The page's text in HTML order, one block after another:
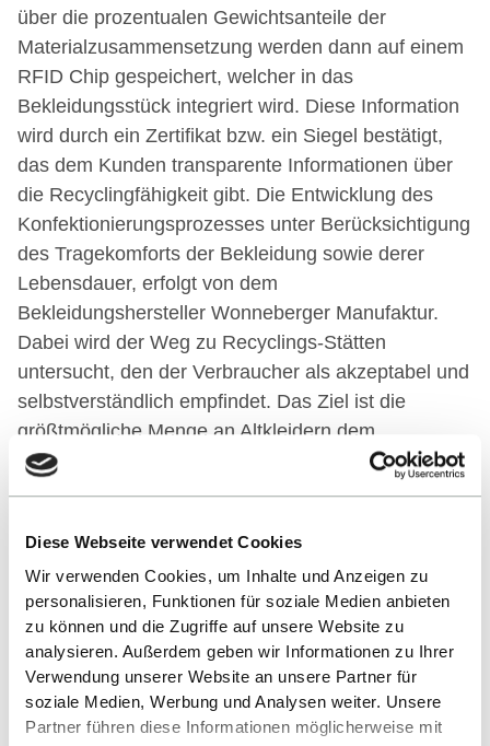
Diese Webseite verwendet Cookies
Wir verwenden Cookies, um Inhalte und Anzeigen zu
personalisieren, Funktionen für soziale Medien anbieten
zu können und die Zugriffe auf unsere Website zu
analysieren. Außerdem geben wir Informationen zu Ihrer
Verwendung unserer Website an unsere Partner für
soziale Medien, Werbung und Analysen weiter. Unsere
Partner führen diese Informationen möglicherweise mit
über die prozentualen Gewichtsanteile der
Materialzusammensetzung werden dann auf einem
RFID Chip gespeichert, welcher in das
Bekleidungsstück integriert wird. Diese Information
wird durch ein Zertifikat bzw. ein Siegel bestätigt,
das dem Kunden transparente Informationen über
die Recyclingfähigkeit gibt. Die Entwicklung des
Konfektionierungsprozesses unter Berücksichtigung
des Tragekomforts der Bekleidung sowie derer
Lebensdauer, erfolgt von dem
Bekleidungshersteller Wonneberger Manufaktur.
Dabei wird der Weg zu Recyclings-Stätten
untersucht, den der Verbraucher als akzeptabel und
selbstverständlich empfindet. Das Ziel ist die
größtmögliche Menge an Altkleidern dem
Recyclingkreislauf zuzuführen. Der RFID Chip ist so
Demonstrator-Anlage erkannt und in einen
Spezialcontainer aussortiert wird. Diese wird
von ATG Automations-Technik Gröditz GmbH & Co.
KG konstruiert, die spezialisiert auf
Automationstechnik und die Entwicklung von
Sortierungsmaschinen sind. Im letzten Schritt des
Lebenszyklus der Bekleidung, werden die